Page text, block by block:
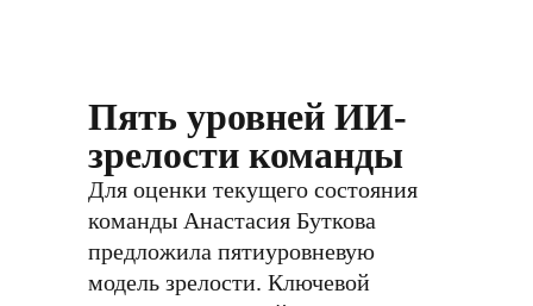
Пять уровней ИИ-
зрелости команды
Для оценки текущего состояния
команды Анастасия Буткова
предложила пятиуровневую
модель зрелости. Ключевой